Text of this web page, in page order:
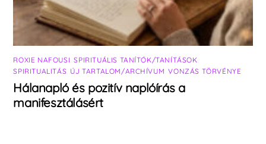
ROXIE NAFOUSI ,SPIRITUÁLIS TANÍTÓK/TANÍTÁSOK
SPIRITUALITÁS ÚJ TARTALOM/ARCHÍVUM ,VONZÁS TÖRVÉNYE
Hálanapló és pozitív naplóírás a
manifesztálásért